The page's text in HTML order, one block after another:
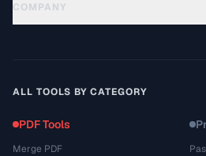
COMPANY
ALL TOOLS BY CATEGORY
PDF Tools
Merge PDF